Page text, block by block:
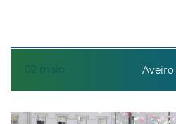
02 maio Aveiro